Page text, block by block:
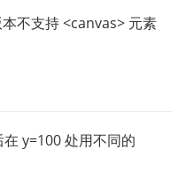
不支持 <canvas> 元素
y=100 处用不同的